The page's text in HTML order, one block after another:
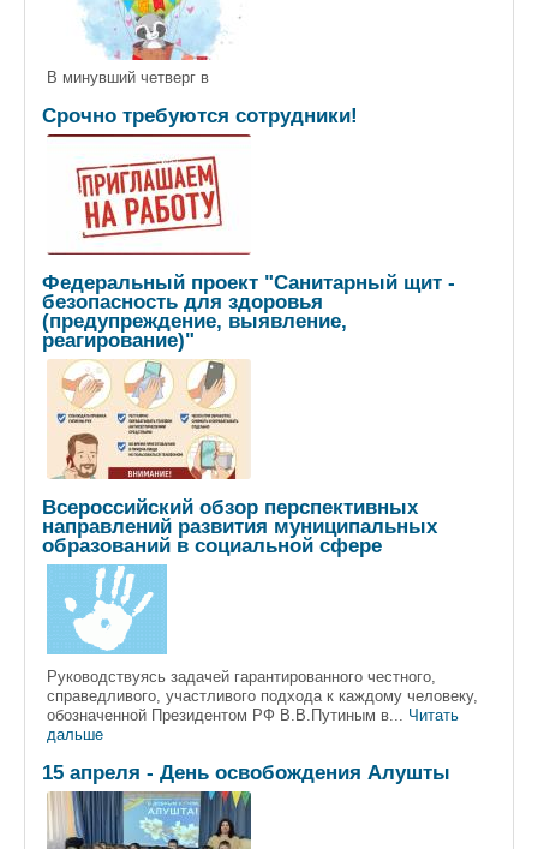
В минувший четверг в
Срочно требуются сотрудники!
Федеральный проект "Санитарный щит -
безопасность для здоровья
(предупреждение, выявление,
реагирование)"
Всероссийский обзор перспективных
направлений развития муниципальных
образований в социальной сфере
Руководствуясь задачей гарантированного честного,
справедливого, участливого подхода к каждому человеку,
обозначенной Президентом РФ В.В.Путиным в... Читать
дальше
15 апреля - День освобождения Алушты